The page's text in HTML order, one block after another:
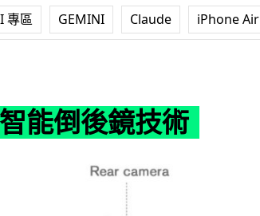
專區 GEMINI Claude iPhone Air
能倒後鏡技術